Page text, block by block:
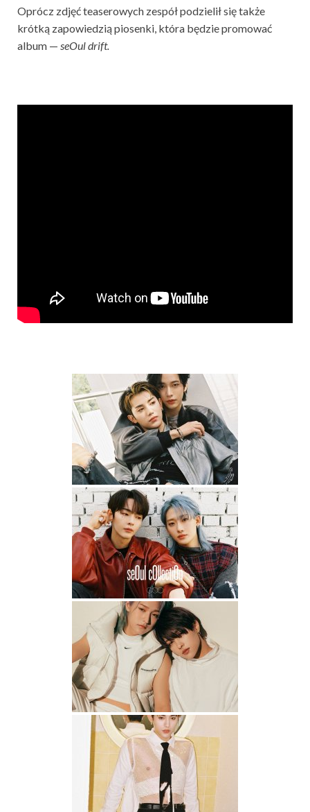
Oprócz zdjęć teaserowych zespół podzielił się także
krótką zapowiedzią piosenki, która będzie promować
album — seOul drift.